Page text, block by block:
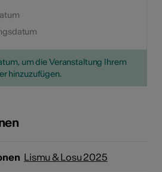
um die Veranstaltung Ihrem
hinzuzufügen.
Lismu & Losu 2025